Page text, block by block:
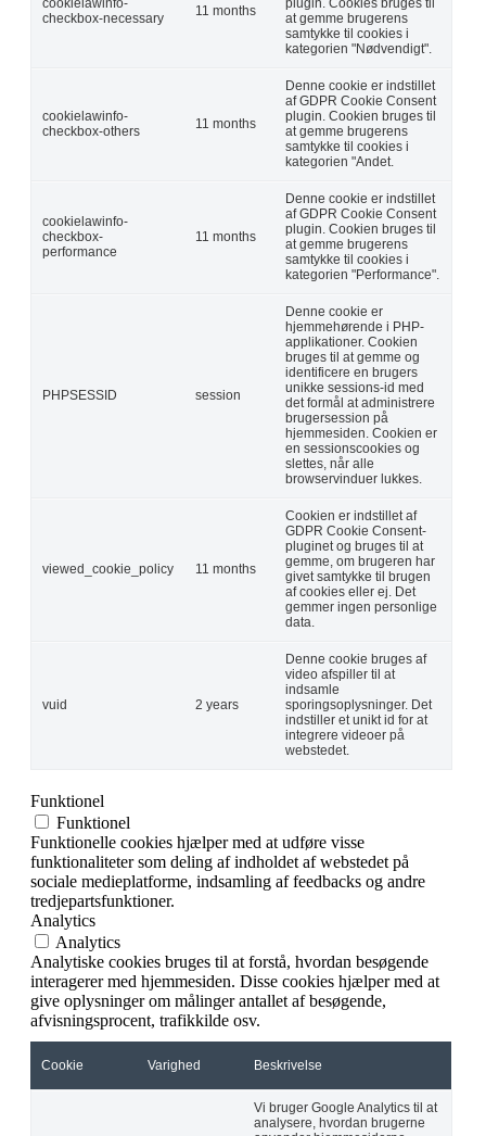
checkbox-necessary
11 months
at gemme brugerens
samtykke til cookies i
kategorien "Nødvendigt".
cookielawinfo-
checkbox-others
11 months
Denne cookie er indstillet
af GDPR Cookie Consent
plugin. Cookien bruges til
at gemme brugerens
samtykke til cookies i
kategorien "Andet.
cookielawinfo-
checkbox-
performance
11 months
Denne cookie er indstillet
af GDPR Cookie Consent
plugin. Cookien bruges til
at gemme brugerens
samtykke til cookies i
kategorien "Performance".
PHPSESSID session
Denne cookie er
hjemmehørende i PHP-
applikationer. Cookien
bruges til at gemme og
identificere en brugers
unikke sessions-id med
det formål at administrere
brugersession på
hjemmesiden. Cookien er
en sessionscookies og
slettes, når alle
browservinduer lukkes.
viewed_cookie_policy 11 months
Cookien er indstillet af
GDPR Cookie Consent-
pluginet og bruges til at
gemme, om brugeren har
givet samtykke til brugen
af cookies eller ej. Det
gemmer ingen personlige
data.
vuid 2 years
Denne cookie bruges af
video afspiller til at
indsamle
sporingsoplysninger. Det
indstiller et unikt id for at
integrere videoer på
webstedet.
Funktionel
Funktionel
Funktionelle cookies hjælper med at udføre visse
funktionaliteter som deling af indholdet af webstedet på
sociale medieplatforme, indsamling af feedbacks og andre
tredjepartsfunktioner.
Analytics
Analytics
Analytiske cookies bruges til at forstå, hvordan besøgende
interagerer med hjemmesiden. Disse cookies hjælper med at
give oplysninger om målinger antallet af besøgende,
afvisningsprocent, trafikkilde osv.
Cookie Varighed Beskrivelse
Vi bruger Google Analytics til at
analysere, hvordan brugerne